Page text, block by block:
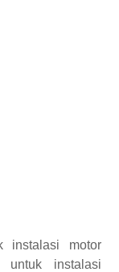
instalasi motor
untuk instalasi